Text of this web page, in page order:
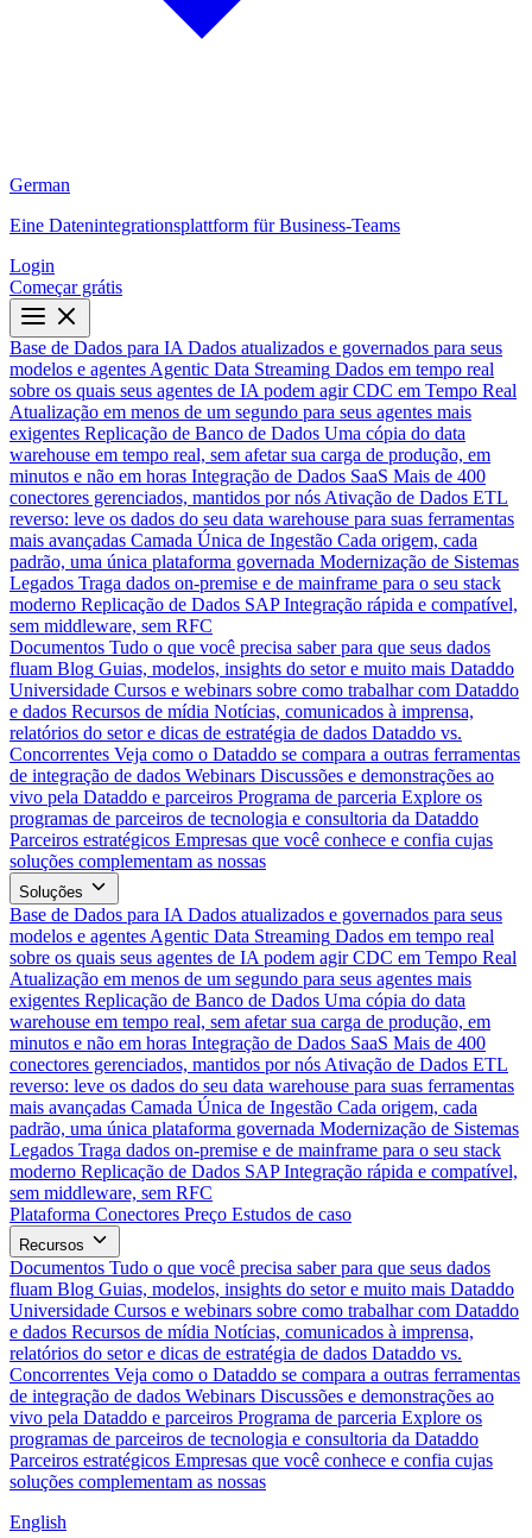
German
Eine Datenintegrationsplattform für Business-Teams
Login
Começar grátis
Base de Dados para IA Dados atualizados e governados para seus
modelos e agentes Agentic Data Streaming Dados em tempo real
sobre os quais seus agentes de IA podem agir CDC em Tempo Real
Atualização em menos de um segundo para seus agentes mais
exigentes Replicação de Banco de Dados Uma cópia do data
warehouse em tempo real, sem afetar sua carga de produção, em
minutos e não em horas Integração de Dados SaaS Mais de 400
conectores gerenciados, mantidos por nós Ativação de Dados ETL
reverso: leve os dados do seu data warehouse para suas ferramentas
mais avançadas Camada Única de Ingestão Cada origem, cada
padrão, uma única plataforma governada Modernização de Sistemas
Legados Traga dados on-premise e de mainframe para o seu stack
moderno Replicação de Dados SAP Integração rápida e compatível,
sem middleware, sem RFC
Documentos Tudo o que você precisa saber para que seus dados
fluam Blog Guias, modelos, insights do setor e muito mais Dataddo
Universidade Cursos e webinars sobre como trabalhar com Dataddo
e dados Recursos de mídia Notícias, comunicados à imprensa,
relatórios do setor e dicas de estratégia de dados Dataddo vs.
Concorrentes Veja como o Dataddo se compara a outras ferramentas
de integração de dados Webinars Discussões e demonstrações ao
vivo pela Dataddo e parceiros Programa de parceria Explore os
programas de parceiros de tecnologia e consultoria da Dataddo
Parceiros estratégicos Empresas que você conhece e confia cujas
soluções complementam as nossas
Soluções
Base de Dados para IA Dados atualizados e governados para seus
modelos e agentes Agentic Data Streaming Dados em tempo real
sobre os quais seus agentes de IA podem agir CDC em Tempo Real
Atualização em menos de um segundo para seus agentes mais
exigentes Replicação de Banco de Dados Uma cópia do data
warehouse em tempo real, sem afetar sua carga de produção, em
minutos e não em horas Integração de Dados SaaS Mais de 400
conectores gerenciados, mantidos por nós Ativação de Dados ETL
reverso: leve os dados do seu data warehouse para suas ferramentas
mais avançadas Camada Única de Ingestão Cada origem, cada
padrão, uma única plataforma governada Modernização de Sistemas
Legados Traga dados on-premise e de mainframe para o seu stack
moderno Replicação de Dados SAP Integração rápida e compatível,
sem middleware, sem RFC
Plataforma Conectores Preço Estudos de caso
Recursos
Documentos Tudo o que você precisa saber para que seus dados
fluam Blog Guias, modelos, insights do setor e muito mais Dataddo
Universidade Cursos e webinars sobre como trabalhar com Dataddo
e dados Recursos de mídia Notícias, comunicados à imprensa,
relatórios do setor e dicas de estratégia de dados Dataddo vs.
Concorrentes Veja como o Dataddo se compara a outras ferramentas
de integração de dados Webinars Discussões e demonstrações ao
vivo pela Dataddo e parceiros Programa de parceria Explore os
programas de parceiros de tecnologia e consultoria da Dataddo
Parceiros estratégicos Empresas que você conhece e confia cujas
soluções complementam as nossas
English